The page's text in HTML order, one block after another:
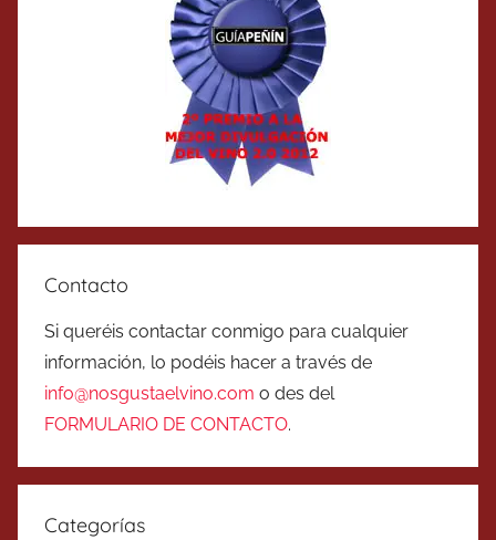
Contacto
Si queréis contactar conmigo para cualquier
información, lo podéis hacer a través de
info@nosgustaelvino.com o des del
FORMULARIO DE CONTACTO.
Categorías